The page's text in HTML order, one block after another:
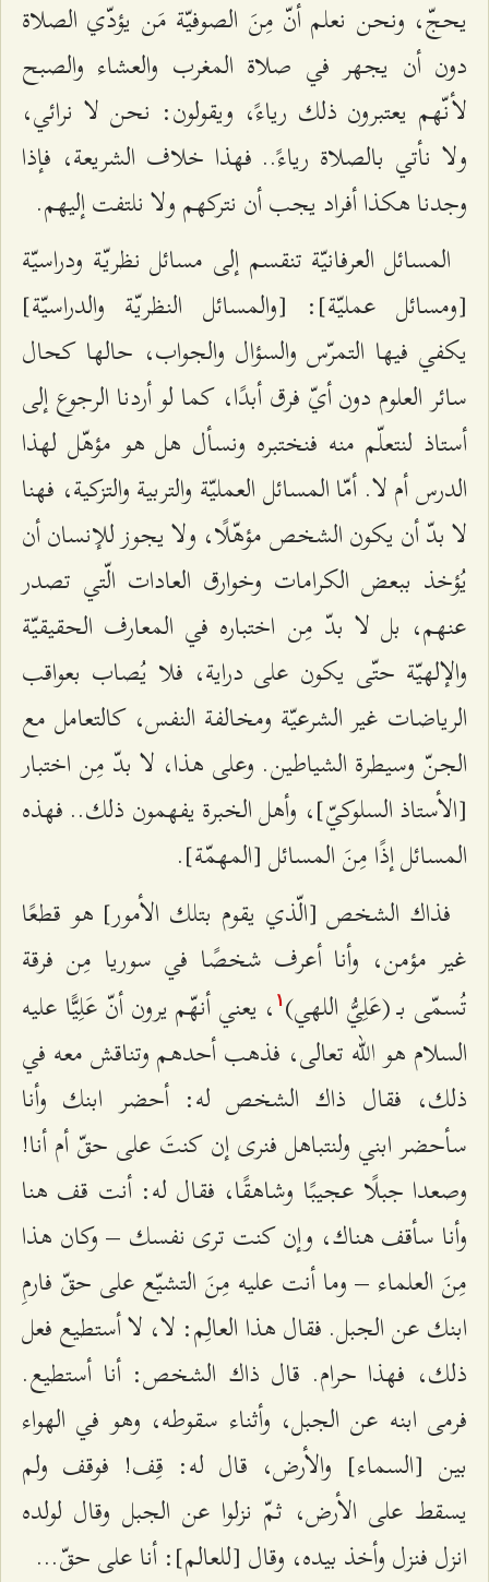
يحجّ، ونحن نعلم أنّ مِنَ الصوفيّة مَن يؤدّي الصلاة
دون أن يجهر في صلاة المغرب والعشاء والصبح
لأنّهم يعتبرون ذلك رياءً، ويقولون: نحن لا نرائي،
ولا نأتي بالصلاة رياءً.. فهذا خلاف الشريعة، فإذا
وجدنا هكذا أفراد يجب أن نتركهم ولا نلتفت إليهم.
المسائل العرفانيّة تنقسم إلى مسائل نظريّة ودراسيّة
[ومسائل عمليّة]: [والمسائل النظريّة والدراسيّة]
يكفي فيها التمرّس والسؤال والجواب، حالها كحال
سائر العلوم دون أيّ فرق أبدًا، كما لو أردنا الرجوع إلى
أستاذ لنتعلّم منه فنختبره ونسأل هل هو مؤهّل لهذا
الدرس أم لا. أمّا المسائل العمليّة والتربية والتزكية، فهنا
لا بدّ أن يكون الشخص مؤهّلًا، ولا يجوز للإنسان أن
يُؤخذ ببعض الكرامات وخوارق العادات الّتي تصدر
عنهم، بل لا بدّ مِن اختباره في المعارف الحقيقيّة
والإلهيّة حتّى يكون على دراية، فلا يُصاب بعواقب
الرياضات غير الشرعيّة ومخالفة النفس، كالتعامل مع
الجنّ وسيطرة الشياطين. وعلى هذا، لا بدّ مِن اختبار
[الأستاذ السلوكيّ]، وأهل الخبرة يفهمون ذلك.. فهذه
المسائل إذًا مِنَ المسائل [المهمّة].
فذاك الشخص [الّذي يقوم بتلك الأمور] هو قطعًا
غير مؤمن، وأنا أعرف شخصًا في سوريا مِن فرقة
تُسمّى بـ (عَلِيُّ اللهي) ۱ ، يعني أنهّم يرون أنّ عَلِيًّا عليه
السلام هو الله تعالى، فذهب أحدهم وتناقش معه في
ذلك، فقال ذاك الشخص له: أحضر ابنك وأنا
سأحضر ابني ولنتباهل فنرى إن كنتَ على حقّ أم أنا!
وصعدا جبلًا عجيبًا وشاهقًا، فقال له: أنت قف هنا
وأنا سأقف هناك، وإن كنت ترى نفسك – وكان هذا
مِنَ العلماء – وما أنت عليه مِنَ التشيّع على حقّ فارمِ
ابنك عن الجبل. فقال هذا العالِم: لا، لا أستطيع فعل
ذلك، فهذا حرام. قال ذاك الشخص: أنا أستطيع.
فرمى ابنه عن الجبل، وأثناء سقوطه، وهو في الهواء
بين [السماء] والأرض، قال له: قِف! فوقف ولم
يسقط على الأرض، ثمّ نزلوا عن الجبل وقال لولده
انزل فنزل وأخذ بيده، وقال [للعالم]: أنا على حقّ...